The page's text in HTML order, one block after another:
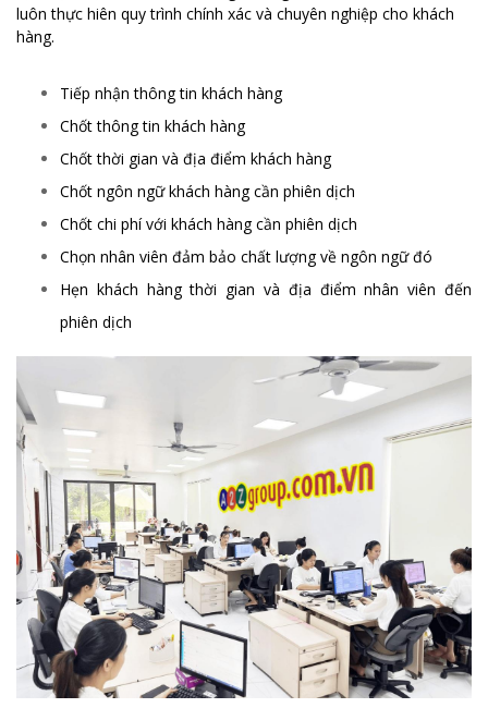
luôn thực hiên quy trình chính xác và chuyên nghiệp cho khách
hàng.
Tiếp nhận thông tin khách hàng
Chốt thông tin khách hàng
Chốt thời gian và địa điểm khách hàng
Chốt ngôn ngữ khách hàng cần phiên dịch
Chốt chi phí với khách hàng cần phiên dịch
Chọn nhân viên đảm bảo chất lượng về ngôn ngữ đó
Hẹn khách hàng thời gian và địa điểm nhân viên đến
phiên dịch